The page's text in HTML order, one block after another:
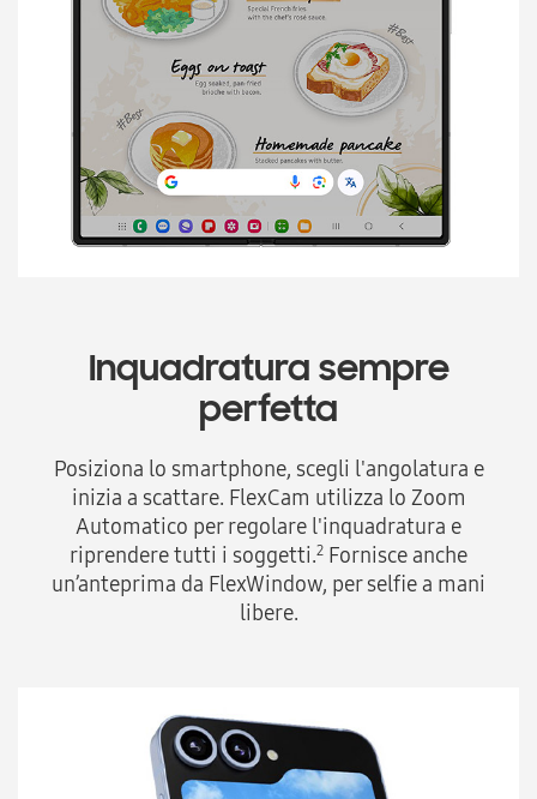
Inquadratura sempre
perfetta
Posiziona lo smartphone, scegli l'angolatura e
inizia a scattare. FlexCam utilizza lo Zoom
Automatico per regolare l'inquadratura e
riprendere tutti i soggetti.2 Fornisce anche
un’anteprima da FlexWindow, per selfie a mani
libere.